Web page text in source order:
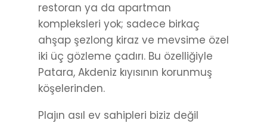
restoran ya da apartman
kompleksleri yok; sadece birkaç
ahşap şezlong kiraz ve mevsime özel
iki üç gözleme çadırı. Bu özelliğiyle
Patara, Akdeniz kıyısının korunmuş
köşelerinden.
Plajın asıl ev sahipleri biziz değil